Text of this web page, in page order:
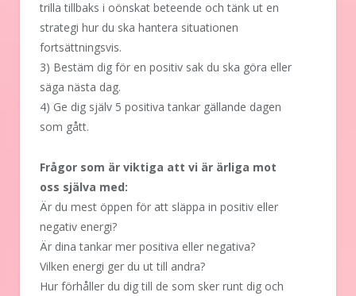
trilla tillbaks i oönskat beteende och tänk ut en
strategi hur du ska hantera situationen
fortsättningsvis.
3) Bestäm dig för en positiv sak du ska göra eller
säga nästa dag.
4) Ge dig själv 5 positiva tankar gällande dagen
som gått.
Frågor som är viktiga att vi är ärliga mot
oss själva med:
Är du mest öppen för att släppa in positiv eller
negativ energi?
Är dina tankar mer positiva eller negativa?
Vilken energi ger du ut till andra?
Hur förhåller du dig till de som sker runt dig och